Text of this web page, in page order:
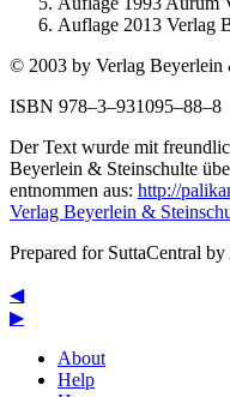
Auflage 2013 Verlag
© 2003 by Verlag Beyerlein
ISBN 978–3–931095–88–8
Der Text wurde mit
Beyerlein & Steinschulte
entnommen aus: http://
Verlag Beyerlein &
Prepared for SuttaCentral by
◀
▶
About
Help